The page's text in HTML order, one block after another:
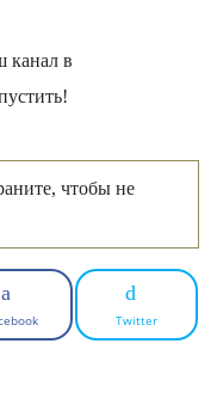
канал в
чтобы не
Twitter